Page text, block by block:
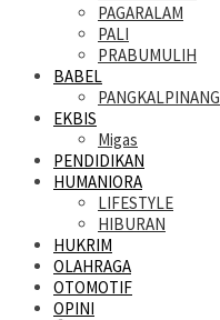
PAGARALAM
PALI
PRABUMULIH
BABEL
PANGKALPINANG
EKBIS
Migas
PENDIDIKAN
HUMANIORA
LIFESTYLE
HIBURAN
HUKRIM
OLAHRAGA
OTOMOTIF
OPINI